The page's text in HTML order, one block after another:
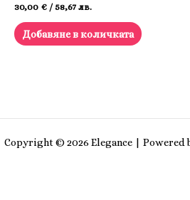
30,00 € / 58,67 лв.
Добавяне в количката
Copyright © 2026 Elegance | Powered